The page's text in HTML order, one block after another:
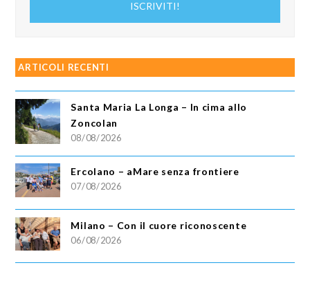
ISCRIVITI!
ARTICOLI RECENTI
Santa Maria La Longa – In cima allo
Zoncolan
08/08/2026
Ercolano – aMare senza frontiere
07/08/2026
Milano – Con il cuore riconoscente
06/08/2026